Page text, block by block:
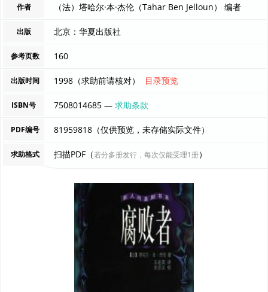
作者 （法）塔哈尔·本·杰伦（Tahar Ben Jelloun） 编者
出版 北京：华夏出版社
参考页数 160
出版时间 1998（求助前请核对） 目录预览
ISBN号 7508014685 —求助条款
PDF编号 81959818（仅供预览，未存储实际文件）
求助格式 扫描PDF（若分多册发行，每次仅能受理1册）